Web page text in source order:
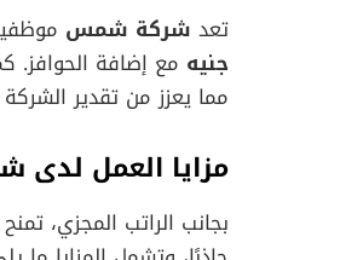
تعد شركة شمس
جنيه مع إضافة
مما يعزز من تقدير
مزايا العمل
بجانب الراتب المجزي،